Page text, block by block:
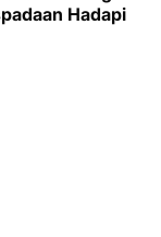
Hadapi